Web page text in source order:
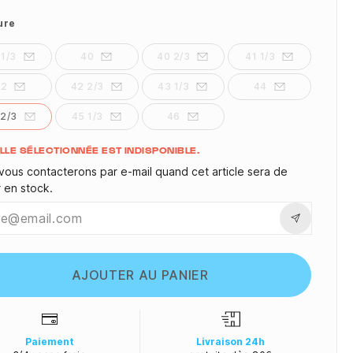
3 40 40 2/3 41 1/3
42 2/3 43 1/3 44
3 45 1/3 46
SÉLECTIONNÉE EST INDISPONIBLE.
contacterons par e-mail quand cet article sera de
en stock.
AJOUTER AU PANIER
Paiement
Livraison 24h